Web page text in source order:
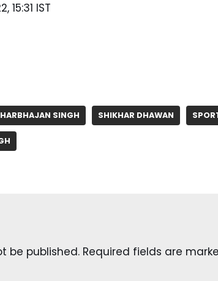
15:31 IST
HARBHAJAN SINGH SHIKHAR DHAWAN
be published. Required fields are